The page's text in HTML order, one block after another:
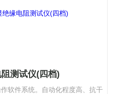
测试仪(四档)
软件系统。自动化程度高、抗干